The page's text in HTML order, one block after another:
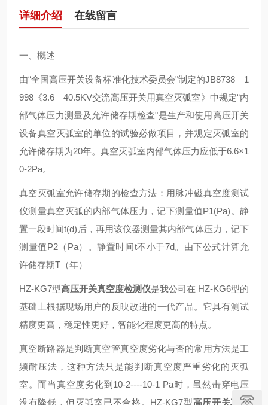
详细介绍 在线留言
一、 概述
由“全国高压开关设备标准化技术委员会"制定的JB8738—1
998《3.6—40.5KV交流高压开关用真空灭弧室》中规定“内
部气体压力测量及允许储存期检查"是生产和使用高压开关
设备真空灭弧室的单位的试验必做项目，并规定灭弧室的
允许储存期为20年。真空灭弧室内部气体压力应低于6.6×1
0-2Pa。
真空灭弧室允许储存期的检查方法：用脉冲磁真空度测试
仪测量真空灭弧的内部气体压力，记下测量值P1(Pa)。静
置一段时间t(d)后，再用该仪器测量其内部气体压力，记下
测量值P2（Pa）。静置时间t不小于7d。由下公式计算允
许储存期T（年）
HZ-KG7型高压开关真空度检测仪是我公司在 HZ-KG6型的
基础上根据现场用户的反映改进的一代产品。它具有测试
精度更高，稳定性更好，智能化程度更高的特点。
真空断路器是判断真空管真空度劣化与否的常用方法是工
频耐压法，这种方法只是能判断真空度严重劣化的灭弧
室。而当真空度劣化到10-2----10-1 Pa时，虽然击穿电压
没有降低，但灭弧室已不合格。HZ-KG7型高压开关真空